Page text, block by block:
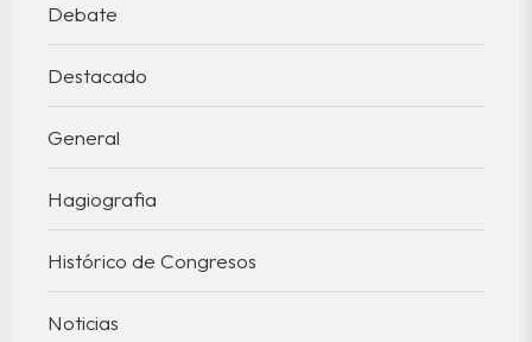
Debate
Destacado
General
Hagiografia
Histórico de Congresos
Noticias